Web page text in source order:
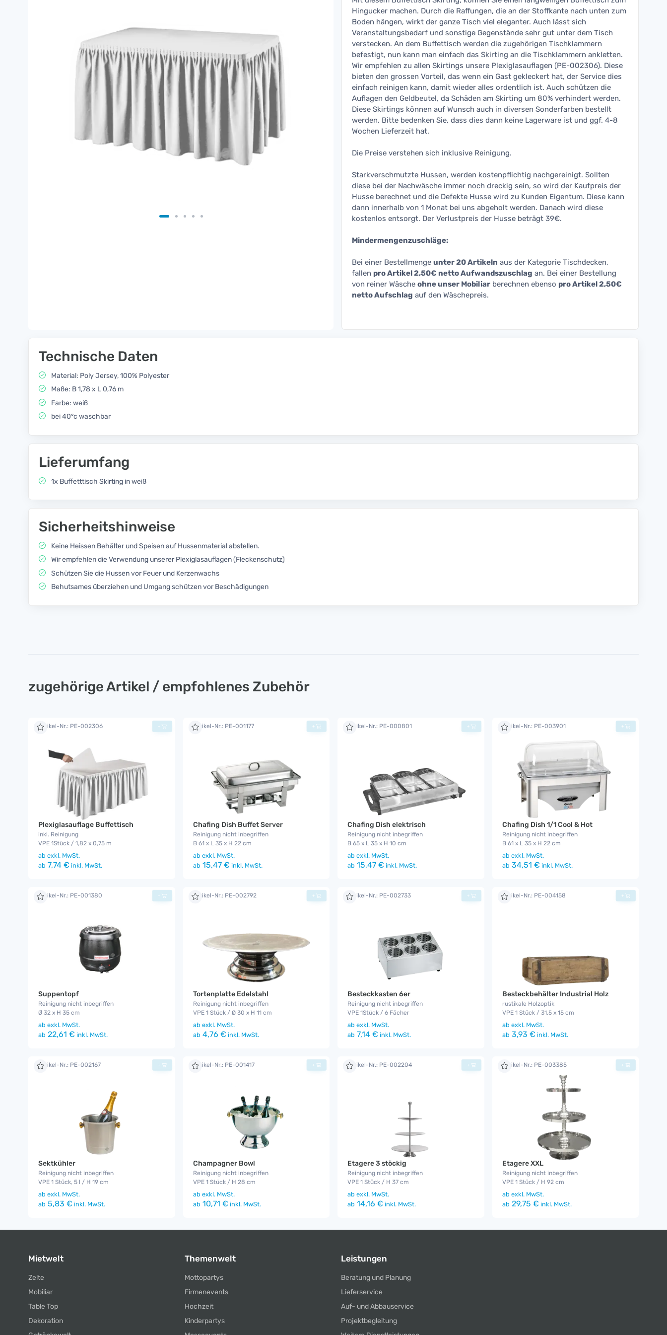
Hingucker machen. Durch die Raffungen, die an der Stoffkante nach unten zum
Boden hängen, wirkt der ganze Tisch viel eleganter. Auch lässt sich
Veranstaltungsbedarf und sonstige Gegenstände sehr gut unter dem Tisch
verstecken. An dem Buffettisch werden die zugehörigen Tischklammern
befestigt, nun kann man einfach das Skirting an die Tischklammern ankletten.
Wir empfehlen zu allen Skirtings unsere Plexiglasauflagen (PE-002306). Diese
bieten den grossen Vorteil, das wenn ein Gast gekleckert hat, der Service dies
einfach reinigen kann, damit wieder alles ordentlich ist. Auch schützen die
Auflagen den Geldbeutel, da Schäden am Skirting um 80% verhindert werden.
Diese Skirtings können auf Wunsch auch in diversen Sonderfarben bestellt
werden. Bitte bedenken Sie, dass dies dann keine Lagerware ist und ggf. 4-8
Wochen Lieferzeit hat.
Die Preise verstehen sich inklusive Reinigung.
Starkverschmutzte Hussen, werden kostenpflichtig nachgereinigt. Sollten
diese bei der Nachwäsche immer noch dreckig sein, so wird der Kaufpreis der
Husse berechnet und die Defekte Husse wird zu Kunden Eigentum. Diese kann
dann innerhalb von 1 Monat bei uns abgeholt werden. Danach wird diese
kostenlos entsorgt. Der Verlustpreis der Husse beträgt 39€.
Mindermengenzuschläge:
Bei einer Bestellmenge unter 20 Artikeln aus der Kategorie Tischdecken,
fallen pro Artikel 2,50€ netto Aufwandszuschlag an. Bei einer Bestellung
von reiner Wäsche ohne unser Mobiliar berechnen ebenso pro Artikel 2,50€
netto Aufschlag auf den Wäschepreis.
Technische Daten
Material: Poly Jersey, 100% Polyester
Maße: B 1,78 x L 0,76 m
Farbe: weiß
bei 40°c waschbar
Lieferumfang
1x Buffetttisch Skirting in weiß
Sicherheitshinweise
Keine Heissen Behälter und Speisen auf Hussenmaterial abstellen.
Wir empfehlen die Verwendung unserer Plexiglasauflagen (Fleckenschutz)
Schützen Sie die Hussen vor Feuer und Kerzenwachs
Behutsames überziehen und Umgang schützen vor Beschädigungen
zugehörige Artikel / empfohlenes Zubehör
Artikel-Nr.: PE-002306
Plexiglasauflage Buffettisch
inkl. Reinigung
VPE 1Stück / 1,82 x 0,75 m
ab exkl. MwSt.
ab 7,74 € inkl. MwSt.
+ Artikel-Nr.: PE-001177
Chafing Dish Buffet Server
Reinigung nicht inbegriffen
B 61 x L 35 x H 22 cm
ab exkl. MwSt.
ab 15,47 € inkl. MwSt.
+ Artikel-Nr.: PE-000801
Chafing Dish elektrisch
Reinigung nicht inbegriffen
B 65 x L 35 x H 10 cm
ab exkl. MwSt.
ab 15,47 € inkl. MwSt.
+ Artikel-Nr.: PE-003901
Chafing Dish 1/1 Cool & Hot
Reinigung nicht inbegriffen
B 61 x L 35 x H 22 cm
ab exkl. MwSt.
ab 34,51 € inkl. MwSt.
+
Artikel-Nr.: PE-001380
Suppentopf
Reinigung nicht inbegriffen
Ø 32 x H 35 cm
ab exkl. MwSt.
ab 22,61 € inkl. MwSt.
+ Artikel-Nr.: PE-002792
Tortenplatte Edelstahl
Reinigung nicht inbegriffen
VPE 1 Stück / Ø 30 x H 11 cm
ab exkl. MwSt.
ab 4,76 € inkl. MwSt.
+ Artikel-Nr.: PE-002733
Besteckkasten 6er
Reinigung nicht inbegriffen
VPE 1Stück / 6 Fächer
ab exkl. MwSt.
ab 7,14 € inkl. MwSt.
+ Artikel-Nr.: PE-004158
Besteckbehälter Industrial Holz
rustikale Holzoptik
VPE 1 Stück / 31,5 x 15 cm
ab exkl. MwSt.
ab 3,93 € inkl. MwSt.
+
Artikel-Nr.: PE-002167
Sektkühler
Reinigung nicht inbegriffen
VPE 1 Stück, 5 l / H 19 cm
ab exkl. MwSt.
ab 5,83 € inkl. MwSt.
+ Artikel-Nr.: PE-001417
Champagner Bowl
Reinigung nicht inbegriffen
VPE 1 Stück / H 28 cm
ab exkl. MwSt.
ab 10,71 € inkl. MwSt.
+ Artikel-Nr.: PE-002204
Etagere 3 stöckig
Reinigung nicht inbegriffen
VPE 1 Stück / H 37 cm
ab exkl. MwSt.
ab 14,16 € inkl. MwSt.
+ Artikel-Nr.: PE-003385
Etagere XXL
Reinigung nicht inbegriffen
VPE 1 Stück / H 92 cm
ab exkl. MwSt.
ab 29,75 € inkl. MwSt.
+
Mietwelt
Zelte
Mobiliar
Table Top
Dekoration
Themenwelt
Mottopartys
Firmenevents
Hochzeit
Kinderpartys
Leistungen
Beratung und Planung
Lieferservice
Auf- und Abbauservice
Projektbegleitung